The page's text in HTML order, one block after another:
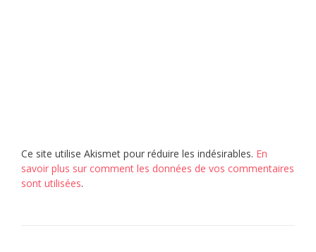
Ce site utilise Akismet pour réduire les indésirables. En
savoir plus sur comment les données de vos commentaires
sont utilisées.